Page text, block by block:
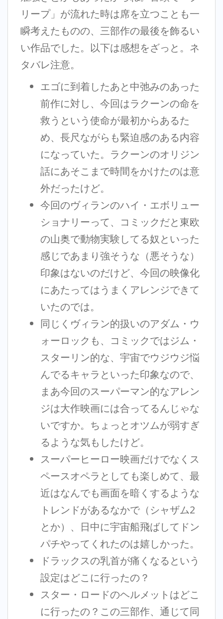
リープ」が流れた時は席を立つことも一
瞬考えたものの、三部作の最後を飾るい
い作品でした。以下は感想をざっと。ネ
タバレ注意。
エゴに到着したあと中弛みのあった
前作に対し、今回はラクーンの命を
救うという使命が最初からあるた
め、長尺ながらも緊迫感のある内容
になっていた。ラクーンのオリジン
話にあそこまで時間をかけたのは意
外だったけど。
今回のヴィランのハイ・エボリュー
ショナリーって、コミックだと東欧
の山奥で動物実験してる奴といった
感じであまり強そうな（悪そうな）
印象はないのだけど、今回の映像化
にあたってはうまくアレンジできて
いたのでは。
同じくヴィラン的扱いのアダム・ウ
ォーロックも、コミックではジム・
スターリン的な、宇宙でウジウジ悩
んでるキャラといった印象なので、
まあ今回のスーパーマン的なアレン
ジは大作映画には合ってるんじゃな
いですか。ちょっとオツムが弱すぎ
るような気もしたけど。
スーパーヒーロー映画だけでなくス
ペースオペラとしても楽しめて、最
近はなんでも画面を暗くするような
トレンドがあるなかで（シャザム2
とか）、日中に宇宙船飛ばしてドン
パチやってくれたのは嬉しかった。
ドラックスの乳首が痛くなるという
設定はどこに行ったの？
スター・ロードのヘルメットはどこ
に行ったの？この三部作、通じて同